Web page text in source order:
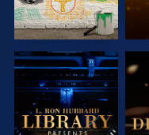
VERKEN DE
SERIE